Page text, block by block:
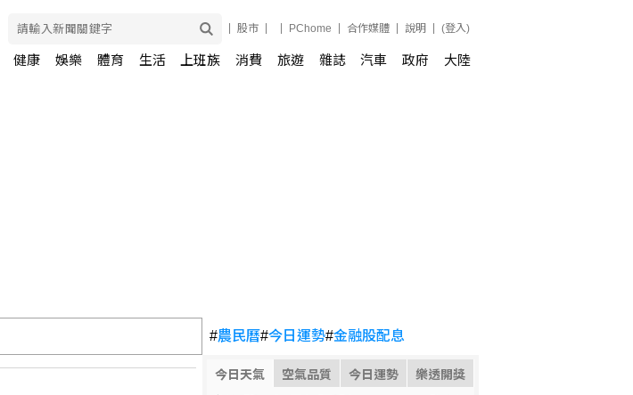
股市 PChome 合作媒體 說明 (登入)
健康 娛樂 體育 生活 上班族 消費 旅遊 雜誌 汽車 政府 大陸
#農民曆#今日運勢#金融股配息
今日天氣 空氣品質 今日運勢 樂透開獎